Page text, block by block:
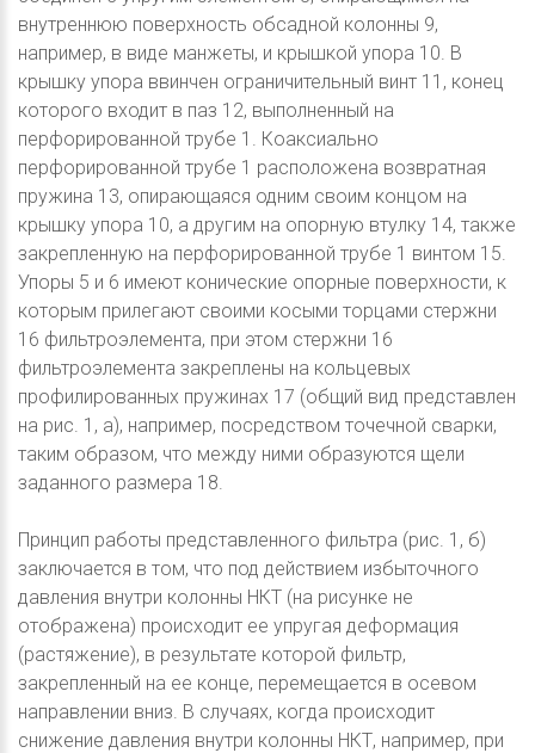
внутреннюю поверхность обсадной колонны 9,
например, в виде манжеты, и крышкой упора 10. В
крышку упора ввинчен ограничительный винт 11, конец
которого входит в паз 12, выполненный на
перфорированной трубе 1. Коаксиально
перфорированной трубе 1 расположена возвратная
пружина 13, опирающаяся одним своим концом на
крышку упора 10, а другим на опорную втулку 14, также
закрепленную на перфорированной трубе 1 винтом 15.
Упоры 5 и 6 имеют конические опорные поверхности, к
которым прилегают своими косыми торцами стержни
16 фильтроэлемента, при этом стержни 16
фильтроэлемента закреплены на кольцевых
профилированных пружинах 17 (общий вид представлен
на рис. 1, а), например, посредством точечной сварки,
таким образом, что между ними образуются щели
заданного размера 18.
Принцип работы представленного фильтра (рис. 1, б)
заключается в том, что под действием избыточного
давления внутри колонны НКТ (на рисунке не
отображена) происходит ее упругая деформация
(растяжение), в результате которой фильтр,
закрепленный на ее конце, перемещается в осевом
направлении вниз. В случаях, когда происходит
снижение давления внутри колонны НКТ, например, при